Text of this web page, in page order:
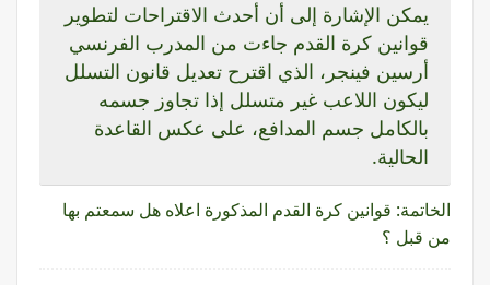
يمكن الإشارة إلى أن أحدث الاقتراحات لتطوير
قوانين كرة القدم جاءت من المدرب الفرنسي
أرسين فينجر، الذي اقترح تعديل قانون التسلل
ليكون اللاعب غير متسلل إذا تجاوز جسمه
بالكامل جسم المدافع، على عكس القاعدة
الحالية.
الخاتمة: قوانين كرة القدم المذكورة اعلاه هل سمعتم بها
من قبل ؟